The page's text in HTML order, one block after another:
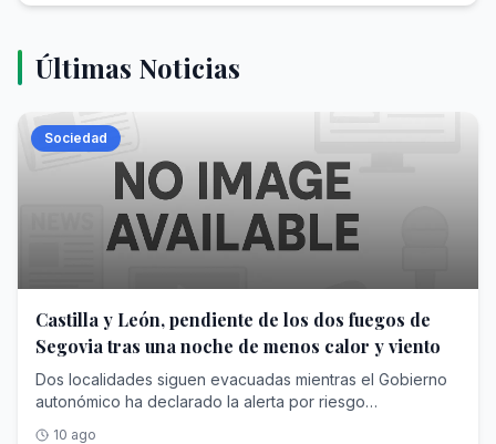
Últimas Noticias
Sociedad
Castilla y León, pendiente de los dos fuegos de
Segovia tras una noche de menos calor y viento
Dos localidades siguen evacuadas mientras el Gobierno
autonómico ha declarado la alerta por riesgo
10 ago